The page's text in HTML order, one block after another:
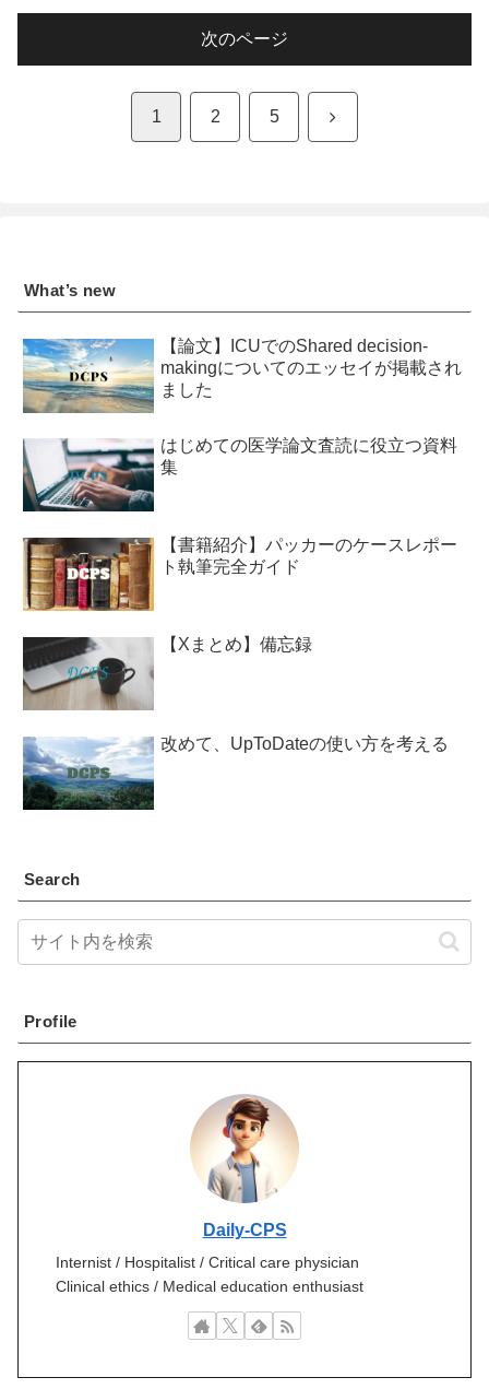
次のページ
1 2 5 次
What’s new
【論文】ICUでのShared decision-
makingについてのエッセイが掲載され
ました
はじめての医学論文査読に役立つ資料
集
【書籍紹介】パッカーのケースレポー
ト執筆完全ガイド
【Xまとめ】備忘録
改めて、UpToDateの使い方を考える
Search
Profile
Daily-CPS
Internist / Hospitalist / Critical care physician
Clinical ethics / Medical education enthusiast